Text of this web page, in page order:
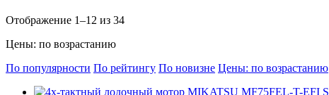
Отображение 1–12 из 34
Цены: по возрастанию
По популярности По рейтингу По новизне Цены: по возрастанию